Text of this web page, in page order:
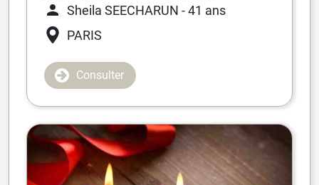
Sheila SEECHARUN - 41 ans
PARIS
Consulter